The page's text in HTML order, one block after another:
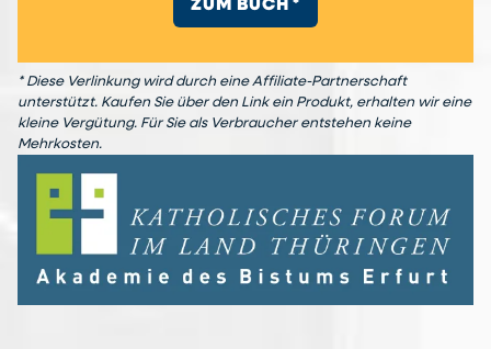
ZUM BUCH *
* Diese Verlinkung wird durch eine Affiliate-Partnerschaft
unterstützt. Kaufen Sie über den Link ein Produkt, erhalten wir eine
kleine Vergütung. Für Sie als Verbraucher entstehen keine
Mehrkosten.